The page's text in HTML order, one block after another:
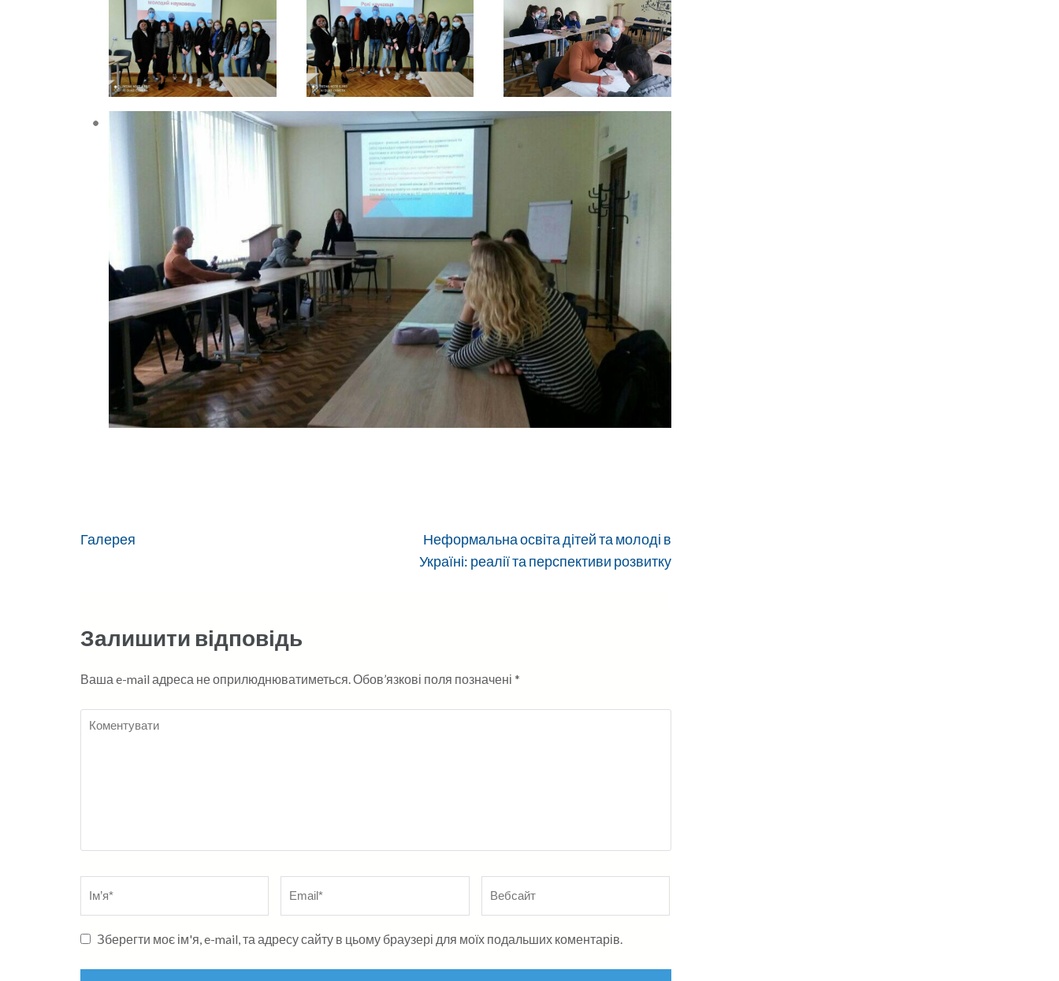
Навігація
Галерея
Неформальна освіта дітей та молоді в
Україні: реалії та перспективи розвитку
Залишити відповідь
Ваша e-mail адреса не оприлюднюватиметься. Обов’язкові поля позначені *
Коментувати
Зберегти моє ім'я, e-mail, та адресу сайту в цьому браузері для моїх подальших коментарів.